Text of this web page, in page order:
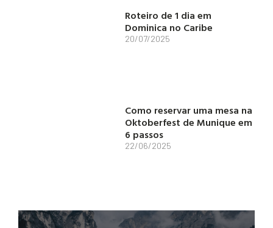
Roteiro de 1 dia em
Dominica no Caribe
20/07/2025
Como reservar uma mesa na
Oktoberfest de Munique em
6 passos
22/06/2025